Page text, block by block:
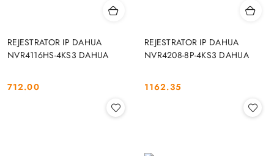
REJESTRATOR IP DAHUA
NVR4116HS-4KS3 DAHUA
Cena:
712.00
REJESTRATOR IP DAHUA
NVR4208-8P-4KS3 DAHUA
Cena:
1162.35